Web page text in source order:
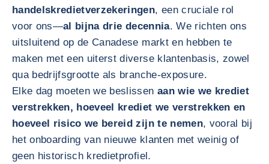
handelskredietverzekeringen, een cruciale rol
voor ons—al bijna drie decennia. We richten ons
uitsluitend op de Canadese markt en hebben te
maken met een uiterst diverse klantenbasis, zowel
qua bedrijfsgrootte als branche-exposure.
Elke dag moeten we beslissen aan wie we krediet
verstrekken, hoeveel krediet we verstrekken en
hoeveel risico we bereid zijn te nemen, vooral bij
het onboarding van nieuwe klanten met weinig of
geen historisch kredietprofiel.